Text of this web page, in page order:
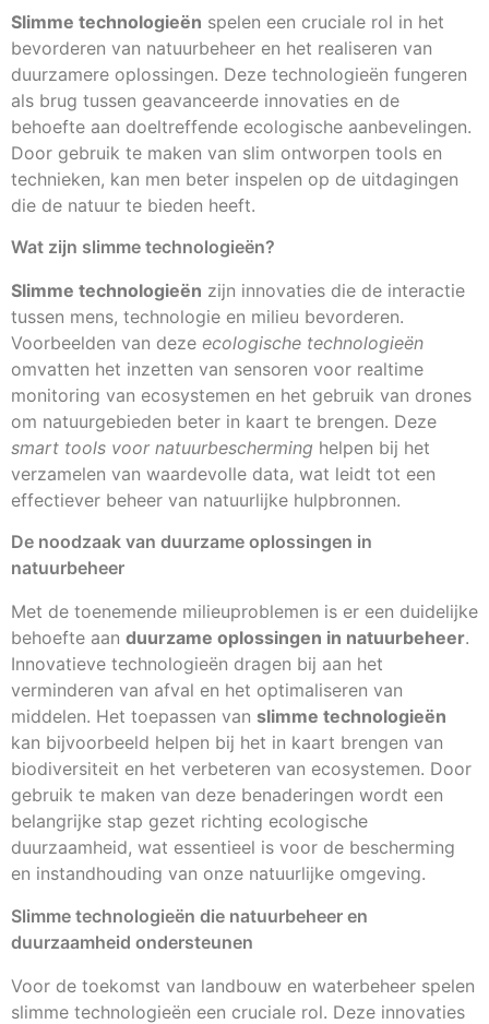
Slimme technologieën spelen een cruciale rol in het
bevorderen van natuurbeheer en het realiseren van
duurzamere oplossingen. Deze technologieën fungeren
als brug tussen geavanceerde innovaties en de
behoefte aan doeltreffende ecologische aanbevelingen.
Door gebruik te maken van slim ontworpen tools en
technieken, kan men beter inspelen op de uitdagingen
die de natuur te bieden heeft.
Wat zijn slimme technologieën?
Slimme technologieën zijn innovaties die de interactie
tussen mens, technologie en milieu bevorderen.
Voorbeelden van deze ecologische technologieën
omvatten het inzetten van sensoren voor realtime
monitoring van ecosystemen en het gebruik van drones
om natuurgebieden beter in kaart te brengen. Deze
smart tools voor natuurbescherming helpen bij het
verzamelen van waardevolle data, wat leidt tot een
effectiever beheer van natuurlijke hulpbronnen.
De noodzaak van duurzame oplossingen in
natuurbeheer
Met de toenemende milieuproblemen is er een duidelijke
behoefte aan duurzame oplossingen in natuurbeheer.
Innovatieve technologieën dragen bij aan het
verminderen van afval en het optimaliseren van
middelen. Het toepassen van slimme technologieën
kan bijvoorbeeld helpen bij het in kaart brengen van
biodiversiteit en het verbeteren van ecosystemen. Door
gebruik te maken van deze benaderingen wordt een
belangrijke stap gezet richting ecologische
duurzaamheid, wat essentieel is voor de bescherming
en instandhouding van onze natuurlijke omgeving.
Slimme technologieën die natuurbeheer en
duurzaamheid ondersteunen
Voor de toekomst van landbouw en waterbeheer spelen
slimme technologieën een cruciale rol. Deze innovaties